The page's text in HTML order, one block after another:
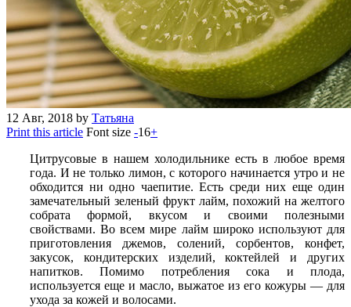
12 Авг, 2018 by Татьяна
Print this article Font size -16+
Цитрусовые в нашем холодильнике есть в любое время
года. И не только лимон, с которого начинается утро и не
обходится ни одно чаепитие. Есть среди них еще один
замечательный зеленый фрукт лайм, похожий на желтого
собрата формой, вкусом и своими полезными
свойствами. Во всем мире лайм широко используют для
приготовления джемов, солений, сорбентов, конфет,
закусок, кондитерских изделий, коктейлей и других
напитков. Помимо потребления сока и плода,
используется еще и масло, выжатое из его кожуры — для
ухода за кожей и волосами.